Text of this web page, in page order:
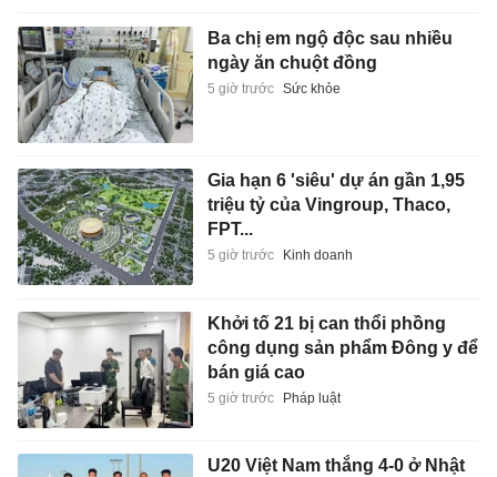
Ba chị em ngộ độc sau nhiều
ngày ăn chuột đồng
5 giờ trước Sức khỏe
Gia hạn 6 'siêu' dự án gần 1,95
triệu tỷ của Vingroup, Thaco,
FPT...
5 giờ trước Kinh doanh
Khởi tố 21 bị can thổi phồng
công dụng sản phẩm Đông y để
bán giá cao
5 giờ trước Pháp luật
U20 Việt Nam thắng 4-0 ở Nhật